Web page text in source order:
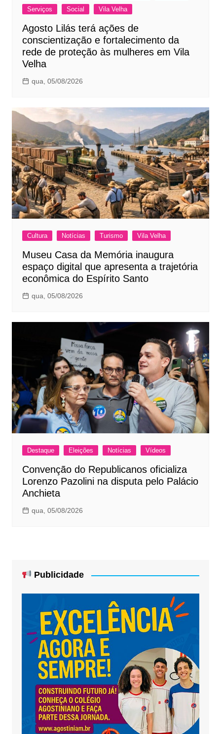
Serviços
Social Vila Velha
Agosto Lilás terá ações de
conscientização e fortalecimento da
rede de proteção às mulheres em Vila
Velha
qua, 05/08/2026
Cultura Notícias Turismo Vila Velha
Museu Casa da Memória inaugura
espaço digital que apresenta a trajetória
econômica do Espírito Santo
qua, 05/08/2026
Destaque Eleições Notícias Vídeos
Convenção do Republicanos oficializa
Lorenzo Pazolini na disputa pelo Palácio
Anchieta
qua, 05/08/2026
Publicidade